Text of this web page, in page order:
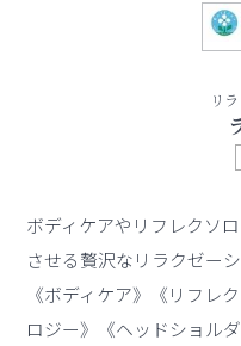
リ
ボディケアやリフレクソ
させる贅沢なリラクゼー
《ボディケア》《リフレ
ロジー》《ヘッドショル